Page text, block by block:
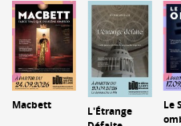
Macbett
L'Étrange
Le